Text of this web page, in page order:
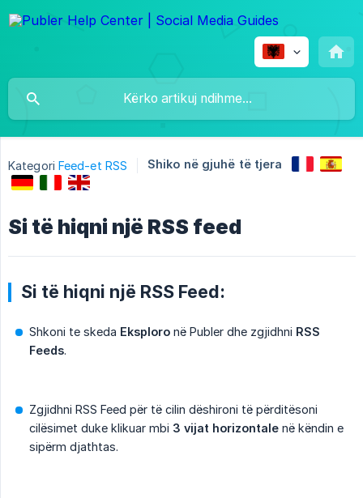
Kategori Feed-et RSS Shiko në gjuhë të tjera
Si të hiqni një RSS feed
Si të hiqni një RSS Feed:
Shkoni te skeda Eksploro në Publer dhe zgjidhni RSS
Feeds.
Zgjidhni RSS Feed për të cilin dëshironi të përditësoni
cilësimet duke klikuar mbi 3 vijat horizontale në këndin e
sipërm djathtas.